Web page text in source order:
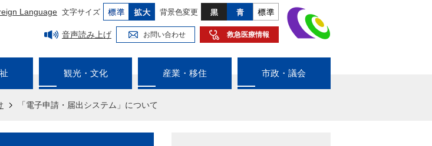
Language 文字サイズ 背景色変更
音声読み上げ お問い合わせ 救急医療情報
観光・文化 産業・移住 市政・議会
「電子申請・届出システム」について